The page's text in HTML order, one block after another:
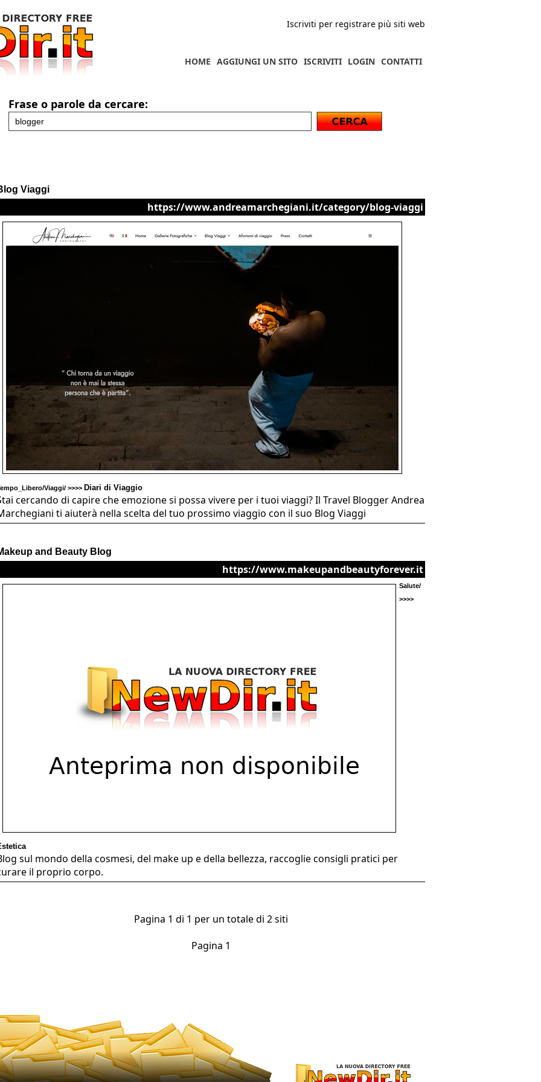
Iscriviti per registrare più siti web
CONTATTI
LOGIN
ISCRIVITI
AGGIUNGI UN SITO
HOME
Frase o parole da cercare:
Viaggi
https://www.andreamarchegiani.it/category/blog-viaggi
Viaggi/ >>>> Diari di Viaggio
cercando di capire che emozione si possa vivere per i tuoi viaggi? Il Travel Blogger Andrea
ti aiuterà nella scelta del tuo prossimo viaggio con il suo Blog Viaggi
and Beauty Blog
https://www.makeupandbeautyforever.it
Salute/
>>>>
sul mondo della cosmesi, del make up e della bellezza, raccoglie consigli pratici per
il proprio corpo.
Pagina 1 di 1 per un totale di 2 siti
Pagina 1